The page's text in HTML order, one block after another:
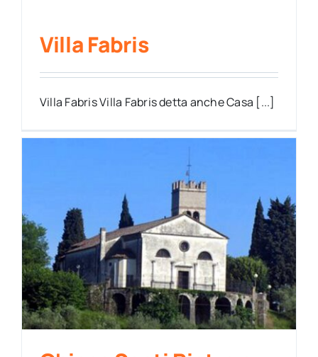
Villa Fabris
Villa Fabris Villa Fabris detta anche Casa [...]